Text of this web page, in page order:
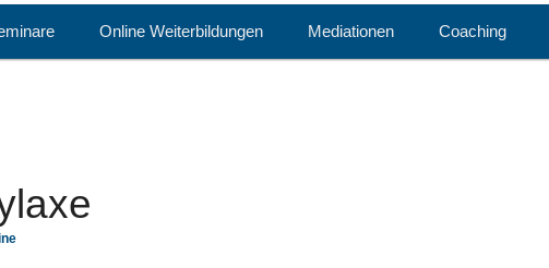
Online Weiterbildungen Mediationen Coaching